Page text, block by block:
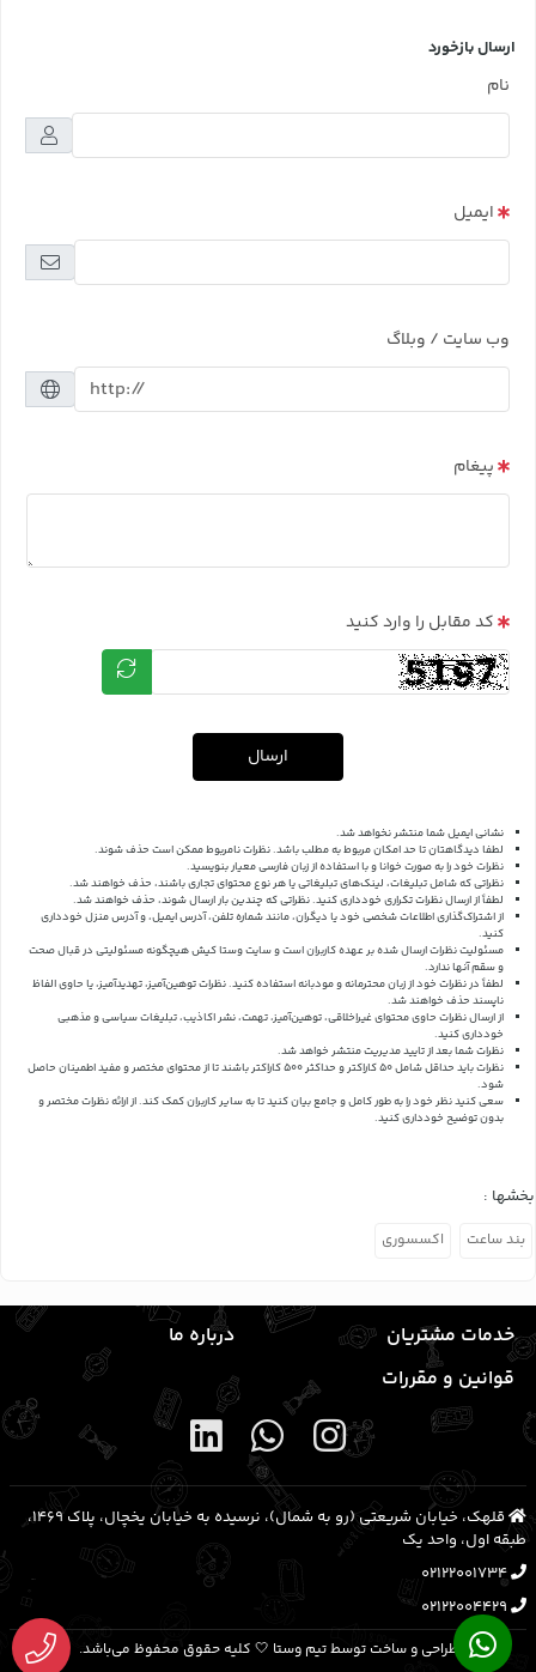
ارسال بازخورد
نام
ایمیل
وب سایت / وبلاگ
پیغام
کد مقابل را وارد کنید
ارسال
نشانی ایمیل شما منتشر نخواهد شد.
لطفا دیدگاهتان تا حد امکان مربوط به مطلب باشد. نظرات نامربوط ممکن است حذف شوند.
نظرات خود را به صورت خوانا و با استفاده از زبان فارسی معیار بنویسید.
نظراتی که شامل تبلیغات، لینک‌های تبلیغاتی یا هر نوع محتوای تجاری باشند، حذف خواهند شد.
لطفاً از ارسال نظرات تکراری خودداری کنید. نظراتی که چندین بار ارسال شوند، حذف خواهند شد.
از اشتراک‌گذاری اطلاعات شخصی خود یا دیگران، مانند شماره تلفن، آدرس ایمیل، و آدرس منزل خودداری
کنید.
مسئولیت نظرات ارسال شده بر عهده کاربران است و سایت وستا کیش هیچگونه مسئولیتی در قبال صحت
و سقم آنها ندارد.
لطفاً در نظرات خود از زبان محترمانه و مودبانه استفاده کنید. نظرات توهین‌آمیز، تهدیدآمیز، یا حاوی الفاظ
ناپسند حذف خواهند شد.
از ارسال نظرات حاوی محتوای غیراخلاقی، توهین‌آمیز، تهمت، نشر اکاذیب، تبلیغات سیاسی و مذهبی
خودداری کنید.
نظرات شما بعد از تایید مدیریت منتشر خواهد شد.
نظرات باید حداقل شامل 50 کاراکتر و حداکثر 500 کاراکتر باشند تا از محتوای مختصر و مفید اطمینان حاصل
شود.
سعی کنید نظر خود را به طور کامل و جامع بیان کنید تا به سایر کاربران کمک کند.از ارائه نظرات مختصر و
بدون توضیح خودداری کنید.
بخشها :
بند ساعت اکسسوری
خدمات مشتریان
درباره ما
قوانین و مقررات
قلهک، خیابان شریعتی (رو به شمال)، نرسیده به خیابان یخچال، پلاک ۱۴۶۹،
طبقه اول، واحد یک
02122001734
02122004429
طراحی و ساخت توسط تیم وستا 🤍 کلیه حقوق محفوظ می‌باشد.